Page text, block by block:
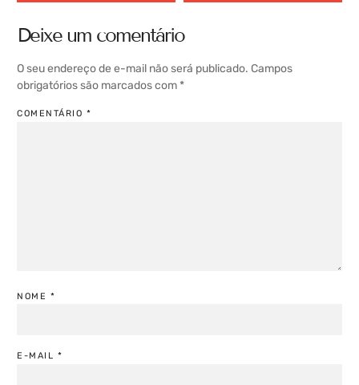
Deixe um comentário
O seu endereço de e-mail não será publicado. Campos
obrigatórios são marcados com *
COMENTÁRIO *
NOME *
E-MAIL *